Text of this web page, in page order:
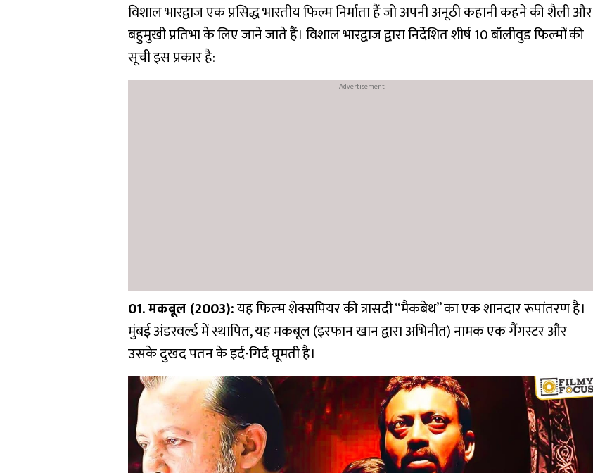
विशाल भारद्वाज एक प्रसिद्ध भारतीय फिल्म निर्माता हैं जो अपनी अनूठी कहानी कहने की शैली और
बहुमुखी प्रतिभा के लिए जाने जाते हैं। विशाल भारद्वाज द्वारा निर्देशित शीर्ष 10 बॉलीवुड फिल्मों की
सूची इस प्रकार है:
01. मकबूल (2003):यह फिल्म शेक्सपियर की त्रासदी “मैकबेथ” का एक शानदार रूपांतरण है।
मुंबई अंडरवर्ल्ड में स्थापित, यह मकबूल (इरफान खान द्वारा अभिनीत) नामक एक गैंगस्टर और
उसके दुखद पतन के इर्द-गिर्द घूमती है।